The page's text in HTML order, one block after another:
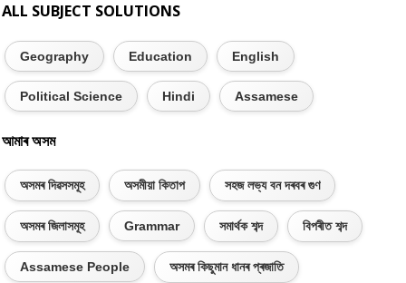
ALL SUBJECT SOLUTIONS
Geography Education English
Political Science Hindi Assamese
আমাৰ অসম
অসমৰ দিৱসসমূহ অসমীয়া কিতাপ সহজ লভ্য বন দৰবৰ গুণ
অসমৰ জিলাসমূহ Grammar সমাৰ্থক শব্দ বিপৰীত শব্দ
Assamese People অসমৰ কিছুমান ধানৰ প্ৰজাতি